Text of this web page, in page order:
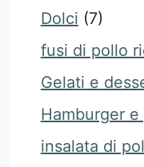
Dolci (7)
fusi di pollo
Gelati e
Hamburger
insalata di